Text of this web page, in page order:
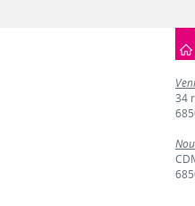
34